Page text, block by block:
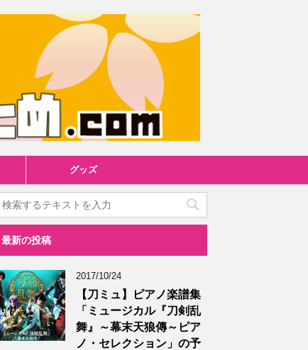
グッズ
最新の投稿
2017/10/24
【刀ミュ】ピアノ楽譜集
「ミュージカル『刀剣乱
舞』～幕末天狼傳～ピア
ノ・セレクション」の予